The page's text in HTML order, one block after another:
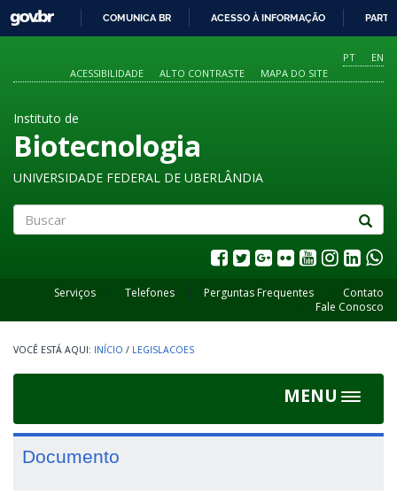
O
CONTEÚDO
GOVBR
COMUNICA BR ACESSO À INFORMAÇÃO
PT
EN
ACESSIBILIDADE
ALTO CONTRASTE MAPA DO SITE
Instituto de
Biotecnologia
UNIVERSIDADE FEDERAL DE UBERLÂNDIA
Serviços Telefones Perguntas Frequentes
Contato
Fale Conosco
INÍCIO / LEGISLACOES
MENU
Toggle
Documento